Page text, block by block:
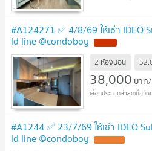
#A124271 ✅ 4/8/69 ให้เช่า
ld line @condoboy
2 ห้องนอน
38,000 บาท
#A1244 ✅ 23/7/69 ให้เช่า IDEO
ld line @condoboy